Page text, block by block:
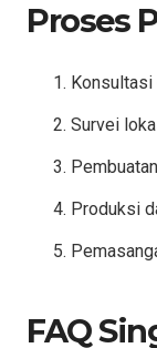
Proses
Konsultasi
Survei
Produksi
FAQ